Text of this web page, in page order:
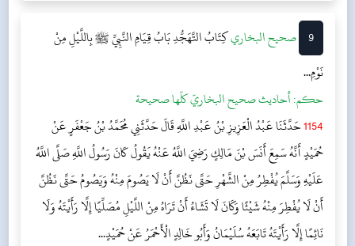
9 ‌‌صحيح البخاريكِتَابُ التَّهَجُّدِبَابُ قِيَامِ النَّبِيِّ ﷺ بِاللَّيْلِ مِنْ
نَوْمِ...
حکم:أحاديث صحيح البخاريّ كلّها صحيحة
1154حَدَّثَنَا عَبْدُ الْعَزِيزِ بْنُ عَبْدِ اللَّهِ قَالَ حَدَّثَنِي مُحَمَّدُ بْنُ جَعْفَرٍ عَنْ
حُمَيْدٍ أَنَّهُ سَمِعَ أَنَسَ بْنَ مَالِكٍ رَضِيَ اللَّهُ عَنْهُ يَقُولُ كَانَ رَسُولُ اللَّهِ صَلَّى اللَّهُ
عَلَيْهِ وَسَلَّمَ يُفْطِرُ مِنْ الشَّهْرِ حَتَّى نَظُنَّ أَنْ لَا يَصُومَ مِنْهُ وَيَصُومُ حَتَّى نَظُنَّ
أَنْ لَا يُفْطِرَ مِنْهُ شَيْئًا وَكَانَ لَا تَشَاءُ أَنْ تَرَاهُ مِنْ اللَّيْلِ مُصَلِّيًا إِلَّا رَأَيْتَهُ وَلَا
نَائِمًا إِلَّا رَأَيْتَهُ تَابَعَهُ سُلَيْمَانُ وَأَبُو خَالِدٍ الْأَحْمَرُ عَنْ حُمَيْدٍ...